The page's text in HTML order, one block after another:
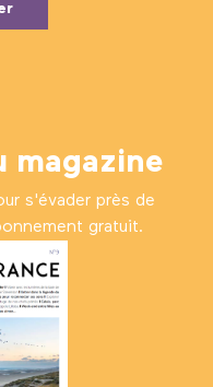
magazine
s'évader près de
gratuit.